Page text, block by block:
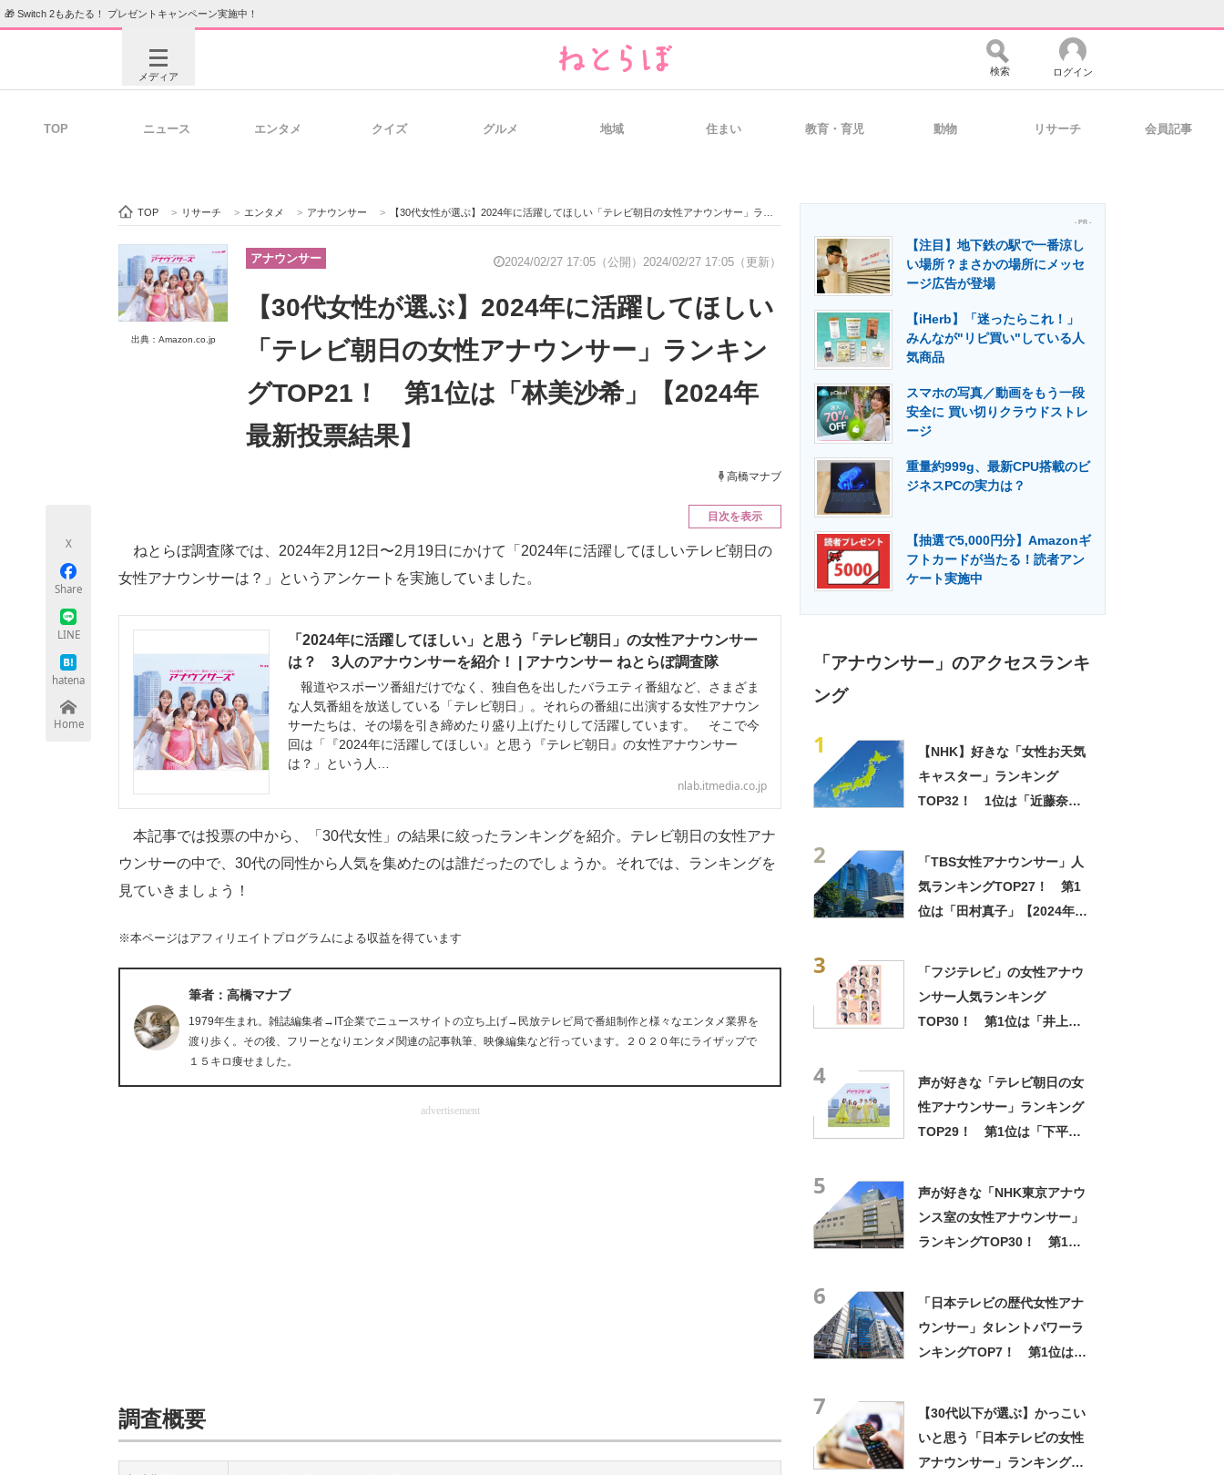
🎁 Switch 2もあたる！ プレゼントキャンペーン実施中！
メディア
ビジネスと働き方のヒント 経営リーダーのコミュニティ マーケ×ITの今がよく分かる
ITエンジニア向け専門サイト 企業向けIT製品の総合サイト 製造業のIT導入・活用を支援
モノづくり技術者専門サイト エレクトロニクス専門サイト エネルギーの専門メディア 建設×テクノロジーの最前線
検索 ログイン
TOP ニュース エンタメ クイズ グルメ 地域 住まい 教育・育児 動物 リサーチ 会員記事
TOP > リサーチ > エンタメ > アナウンサー > 【30代女性が選ぶ】2024年に活躍してほしい「テレビ朝日の女性アナウンサー」ランキングTOP21！ 第1位は「林美沙希」【2024年最新投票結果】
出典：Amazon.co.jp
アナウンサー 2024/02/27 17:05（公開） 2024/02/27 17:05（更新）
【30代女性が選ぶ】2024年に活躍してほしい
「テレビ朝日の女性アナウンサー」ランキン
グTOP21！ 第1位は「林美沙希」【2024年
最新投票結果】
高橋マナブ
X
Share
LINE
hatena
Home
目次を表示
ねとらぼ調査隊では、2024年2月12日〜2月19日にかけて「2024年に活躍してほしいテレビ朝日の
女性アナウンサーは？」というアンケートを実施していました。
「2024年に活躍してほしい」と思う「テレビ朝日」の女性アナウンサー
は？ 3人のアナウンサーを紹介！ | アナウンサー ねとらぼ調査隊
報道やスポーツ番組だけでなく、独自色を出したバラエティ番組など、さまざま
な人気番組を放送している「テレビ朝日」。それらの番組に出演する女性アナウン
サーたちは、その場を引き締めたり盛り上げたりして活躍しています。 そこで今
回は「『2024年に活躍してほしい』と思う『テレビ朝日』の女性アナウンサー
は？」という人…
nlab.itmedia.co.jp
本記事では投票の中から、「30代女性」の結果に絞ったランキングを紹介。テレビ朝日の女性アナ
ウンサーの中で、30代の同性から人気を集めたのは誰だったのでしょうか。それでは、ランキングを
見ていきましょう！
※本ページはアフィリエイトプログラムによる収益を得ています
筆者：高橋マナブ
1979年生まれ。雑誌編集者→IT企業でニュースサイトの立ち上げ→民放テレビ局で番組制作と様々なエンタメ業界を
渡り歩く。その後、フリーとなりエンタメ関連の記事執筆、映像編集など行っています。２０２０年にライザップで
１５キロ痩せました。
advertisement
調査概要
- PR -
【注目】地下鉄の駅で一番涼し
い場所？まさかの場所にメッセ
ージ広告が登場
【iHerb】「迷ったらこれ！」
みんなが"リピ買い"している人
気商品
スマホの写真／動画をもう一段
安全に 買い切りクラウドストレ
ージ
重量約999g、最新CPU搭載のビ
ジネスPCの実力は？
【抽選で5,000円分】Amazonギ
フトカードが当たる！読者アン
ケート実施中
「アナウンサー」のアクセスランキ
ング
1
【NHK】好きな「女性お天気
キャスター」ランキング
TOP32！ 1位は「近藤奈
2
「TBS女性アナウンサー」人
気ランキングTOP27！ 第1
位は「田村真子」【2024年最
3
「フジテレビ」の女性アナウ
ンサー人気ランキング
TOP30！ 第1位は「井上清
4
声が好きな「テレビ朝日の女
性アナウンサー」ランキング
TOP29！ 第1位は「下平さ
5
声が好きな「NHK東京アナウ
ンス室の女性アナウンサー」
ランキングTOP30！ 第1位
6
「日本テレビの歴代女性アナ
ウンサー」タレントパワーラ
ンキングTOP7！ 第1位は
7
【30代以下が選ぶ】かっこい
いと思う「日本テレビの女性
アナウンサー」ランキング